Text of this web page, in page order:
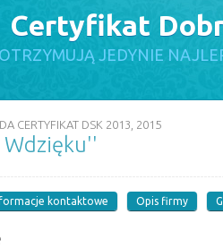
Certyfikat
OTRZYMUJĄ JEDYNIE
CERTYFIKAT DSK 2013, 2015
Wdzięku''
kontaktowe Opis firmy